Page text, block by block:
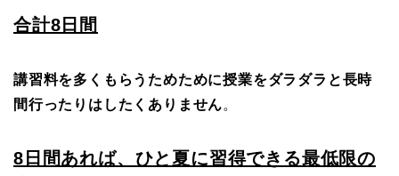
合計8日間
講習料を多くもらうためために授業をダラダラと長時
間行ったりはしたくありません。
8日間あれば、ひと夏に習得できる最低限の